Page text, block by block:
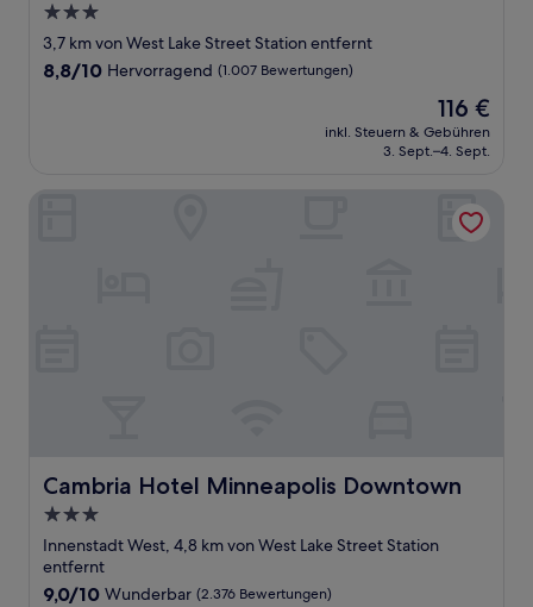
3.0-
Sterne-
Unterkunft
3,7 km von West Lake Street Station entfernt
8.8
8,8/10 Hervorragend (1.007 Bewertungen)
Der
Preis
beträgt
116 €
inkl. Steuern & Gebühren
3. Sept.–4. Sept.
Cambria Hotel Minneapolis Downtown
Cambria Hotel Minneapolis Downtown
3.0-
Sterne-
Unterkunft
Innenstadt West, 4,8 km von West Lake Street Station
entfernt
9.0
9,0/10 Wunderbar (2.376 Bewertungen)